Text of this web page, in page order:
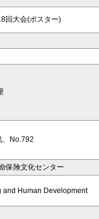
回大会(ポスター)
、No.792
保険文化センター
and Human Development